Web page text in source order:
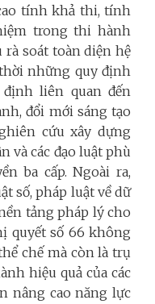
tính khả thi, tính
trong thi hành
rà soát toàn diện hệ
những quy định
định liên quan đến
đổi mới sáng tạo
cứu xây dựng
và các đạo luật phù
ba cấp. Ngoài ra,
số, pháp luật về dữ
tảng pháp lý cho
quyết số 66 không
chế mà còn là trụ
hiệu quả của các
nâng cao năng lực